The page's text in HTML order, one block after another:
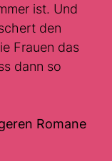
ist. Und
den
Frauen das
dann so
Romane